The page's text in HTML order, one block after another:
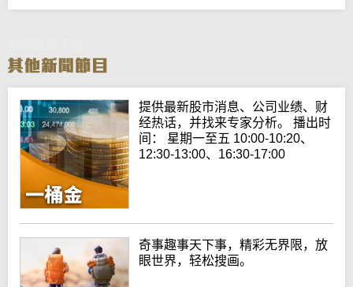
提供最新股市消息、公司业绩、财
经热话，并找来专家分析。 播出时
间： 星期一至五 10:00-10:20、
12:30-13:00、16:30-17:00
奇事趣事天下事，精彩无界限，放
眼世界，轻松搜画。